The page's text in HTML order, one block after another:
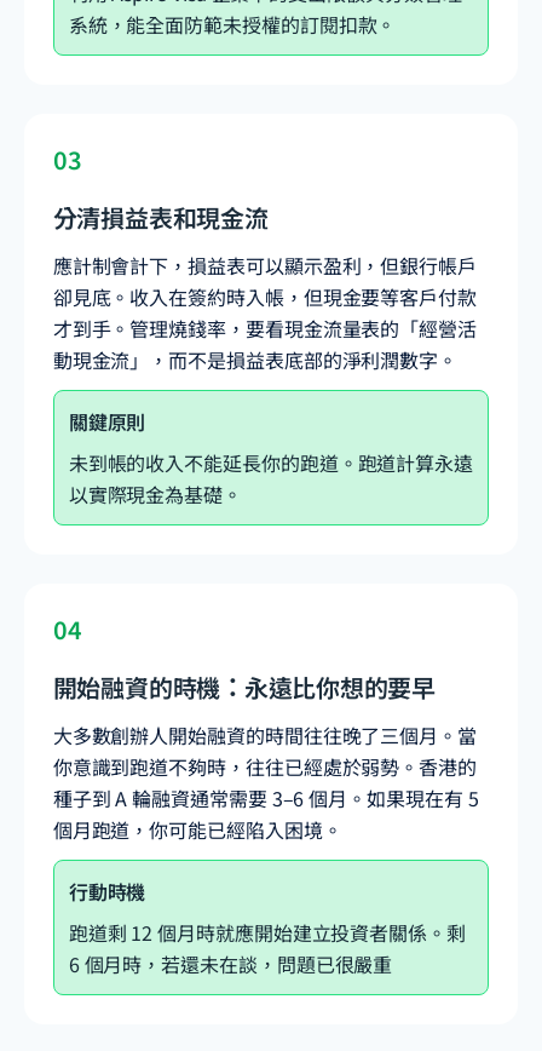
系統，能全面防範未授權的訂閱扣款。
03
分清損益表和現金流
應計制會計下，損益表可以顯示盈利，但銀行帳戶
卻見底。收入在簽約時入帳，但現金要等客戶付款
才到手。管理燒錢率，要看現金流量表的「經營活
動現金流」，而不是損益表底部的淨利潤數字。
關鍵原則
未到帳的收入不能延長你的跑道。跑道計算永遠
以實際現金為基礎。
04
開始融資的時機：永遠比你想的要早
大多數創辦人開始融資的時間往往晚了三個月。當
你意識到跑道不夠時，往往已經處於弱勢。香港的
種子到 A 輪融資通常需要 3–6 個月。如果現在有 5
個月跑道，你可能已經陷入困境。
行動時機
跑道剩 12 個月時就應開始建立投資者關係。剩
6 個月時，若還未在談，問題已很嚴重